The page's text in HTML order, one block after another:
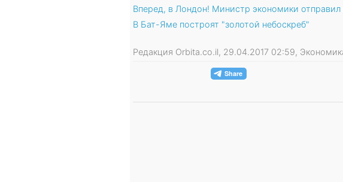
Вперед, в Лондон! Министр экономики отправил
В Бат-Яме построят "золотой небоскреб"
Редакция Orbita.co.il, 29.04.2017 02:59,